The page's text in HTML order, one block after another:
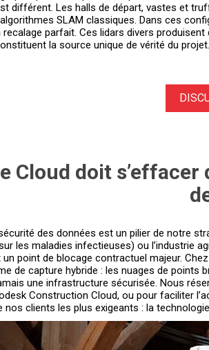
différent. Les halls de départ, vastes et
SLAM classiques. Dans ces
parfait. Ces lidars divers
la source unique de vérité du projet.
Cloud doit
des données est un pilier de notre
les maladies infectieuses) ou l’industrie
point de blocage contractuel majeur.
de capture hybride : les nuages de points
une infrastructure sécurisée. Nous
Construction Cloud, ou pour faciliter
nos clients les plus exigeants : la